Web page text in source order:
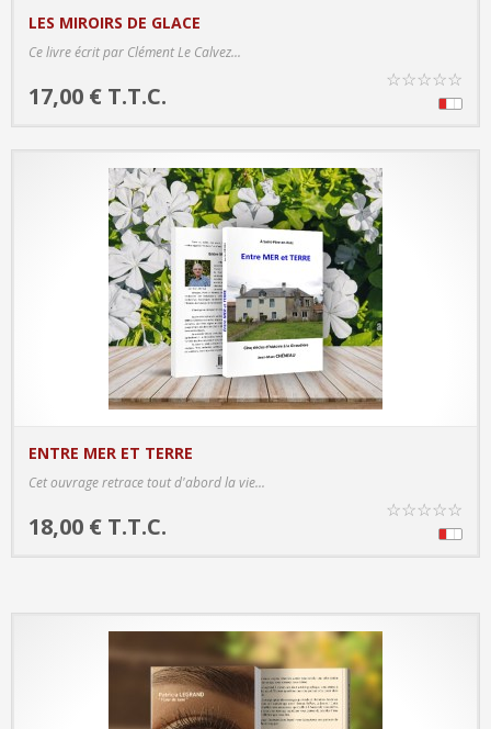
LES MIROIRS DE GLACE
Ce livre écrit par Clément Le Calvez...
17,00 € T.T.C.
☆☆☆☆☆
ENTRE MER ET TERRE
Cet ouvrage retrace tout d'abord la vie...
18,00 € T.T.C.
☆☆☆☆☆